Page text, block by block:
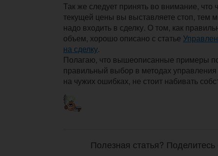
Так же следует принять во внимание, что
текущей цены вы выставляете стоп, тем
надо входить в сделку. О том, как
объем, хорошо описано с статье
на сделку.
Полагаю, что вышеописанные примеры
правильный выбор в методах управления
на чужих ошибках, не стоит набивать
Полезная статья?